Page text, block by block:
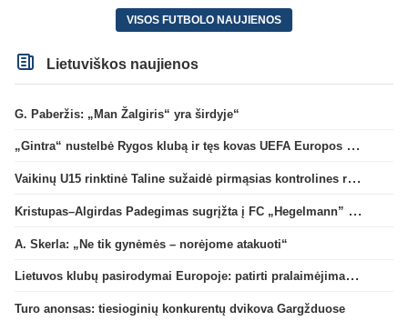
VISOS FUTBOLO NAUJIENOS
Lietuviškos naujienos
G. Paberžis: „Man Žalgiris“ yra širdyje“
„Gintra“ nustelbė Rygos klubą ir tęs kovas UEFA Europos taurės atrankoje
Vaikinų U15 rinktinė Taline sužaidė pirmąsias kontrolines rungtynes
Kristupas–Algirdas Padegimas sugrįžta į FC „Hegelmann” B sudėtį
A. Skerla: „Ne tik gynėmės – norėjome atakuoti“
Lietuvos klubų pasirodymai Europoje: patirti pralaimėjimai Kroatijos atstovams
Turo anonsas: tiesioginių konkurentų dvikova Gargžduose